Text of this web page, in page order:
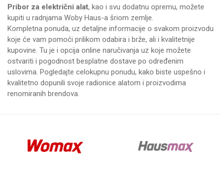
Pribor za električni alat, kao i svu dodatnu opremu, možete
kupiti u radnjama Woby Haus-a šriom zemlje.
Kompletna ponuda, uz detaljne informacije o svakom proizvodu
koje će vam pomoći prilikom odabira i brže, ali i kvalitetnije
kupovine. Tu je i opcija online naručivanja uz koje možete
ostvariti i pogodnost besplatne dostave po određenim
uslovima. Pogledajte celokupnu ponudu, kako biste uspešno i
kvalitetno dopunili svoje radionice alatom i proizvodima
renomiranih brendova.